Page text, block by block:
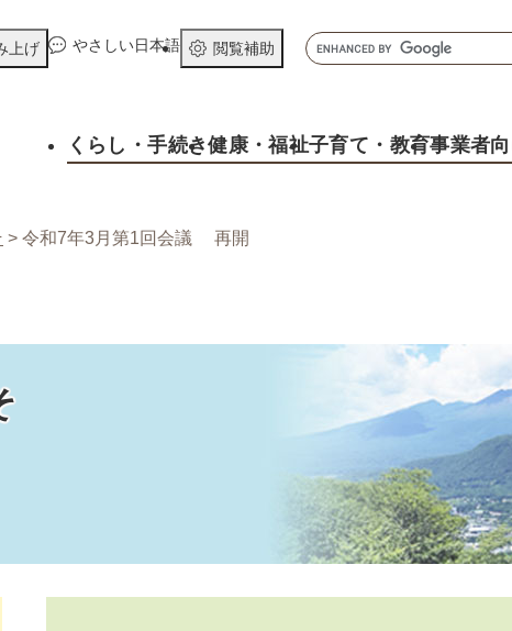
上げ やさしい日本語 閲覧補助
キ
ー
ド
くらし ・手続き健康 ・福祉子育て ・教育事業者
> 令和7年3月第1回会議 再開